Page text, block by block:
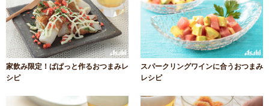
家飲み限定！ぱぱっと作るおつまみレ
シピ
スパークリングワインに合うおつまみ
レシピ